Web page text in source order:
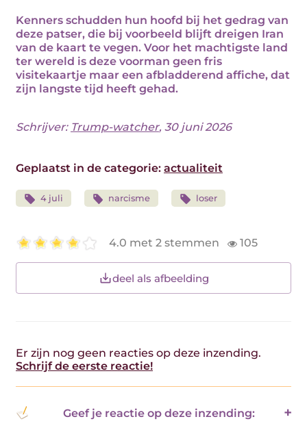
Kenners schudden hun hoofd bij het gedrag van
deze patser, die bij voorbeeld blijft dreigen Iran
van de kaart te vegen. Voor het machtigste land
ter wereld is deze voorman geen fris
visitekaartje maar een afbladderend affiche, dat
zijn langste tijd heeft gehad.
Schrijver: Trump-watcher, 30 juni 2026
Geplaatst in de categorie: actualiteit
4 juli narcisme loser
4.0 met 2 stemmen 105
deel als afbeelding
Er zijn nog geen reacties op deze inzending.
Schrijf de eerste reactie!
Geef je reactie op deze inzending: